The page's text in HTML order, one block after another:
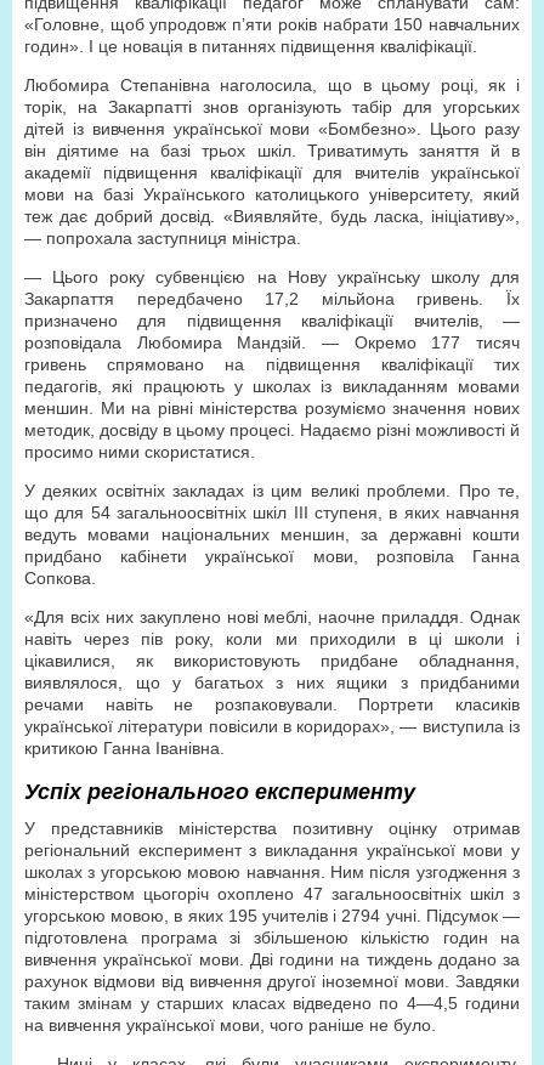
«Головне, щоб упродовж п’яти років набрати 150 навчальних
годин». І це новація в питаннях підвищення кваліфікації.
Любомира Степанівна наголосила, що в цьому році, як і
торік, на Закарпатті знов організують табір для угорських
дітей із вивчення української мови «Бомбезно». Цього разу
він діятиме на базі трьох шкіл. Триватимуть заняття й в
академії підвищення кваліфікації для вчителів української
мови на базі Українського католицького університету, який
теж дає добрий досвід. «Виявляйте, будь ласка, ініціативу»,
— попрохала заступниця міністра.
— Цього року субвенцією на Нову українську школу для
Закарпаття передбачено 17,2 мільйона гривень. Їх
призначено для підвищення кваліфікації вчителів, —
розповідала Любомира Мандзій. — Окремо 177 тисяч
гривень спрямовано на підвищення кваліфікації тих
педагогів, які працюють у школах із викладанням мовами
меншин. Ми на рівні міністерства розуміємо значення нових
методик, досвіду в цьому процесі. Надаємо різні можливості й
просимо ними скористатися.
У деяких освітніх закладах із цим великі проблеми. Про те,
що для 54 загальноосвітніх шкіл ІІІ ступеня, в яких навчання
ведуть мовами національних меншин, за державні кошти
придбано кабінети української мови, розповіла Ганна
Сопкова.
«Для всіх них закуплено нові меблі, наочне приладдя. Однак
навіть через пів року, коли ми приходили в ці школи і
цікавилися, як використовують придбане обладнання,
виявлялося, що у багатьох з них ящики з придбаними
речами навіть не розпаковували. Портрети класиків
української літератури повісили в коридорах», — виступила із
критикою Ганна Іванівна.
Успіх регіонального експерименту
У представників міністерства позитивну оцінку отримав
регіональний експеримент з викладання української мови у
школах з угорською мовою навчання. Ним після узгодження з
міністерством цьогоріч охоплено 47 загальноосвітніх шкіл з
угорською мовою, в яких 195 учителів і 2794 учні. Підсумок —
підготовлена програма зі збільшеною кількістю годин на
вивчення української мови. Дві години на тиждень додано за
рахунок відмови від вивчення другої іноземної мови. Завдяки
таким змінам у старших класах відведено по 4—4,5 години
на вивчення української мови, чого раніше не було.